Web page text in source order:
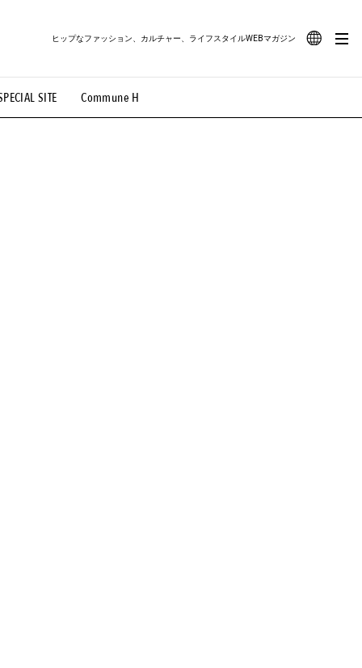
SITE Commune H
ヒップなファッション、カルチャー、ライフスタイルWEBマガジン
地裏てぃーん。 #MONTHLY JOURNAL
#LIFESTYLE #SNEAKER #OUTDOOR